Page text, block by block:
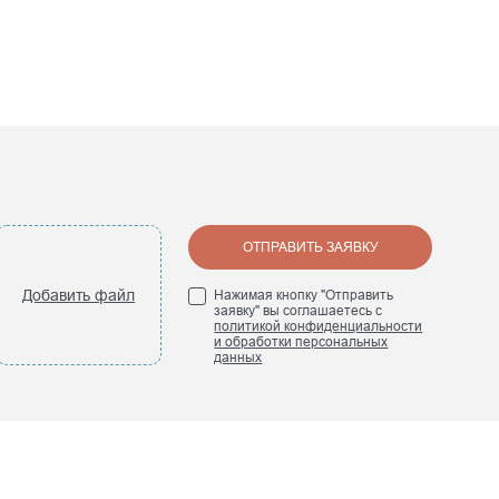
Добавить файл
ОТПРАВИТЬ ЗАЯВКУ
Нажимая кнопку "Отправить
заявку" вы соглашаетесь с
политикой конфиденциальности
и обработки персональных
данных